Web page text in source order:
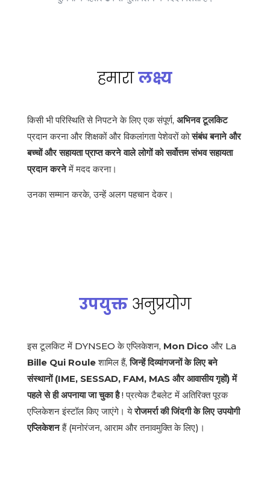
हमारालक्ष्य
किसी भी परिस्थिति से निपटने के लिए एक संपूर्ण, अभिनव टूलकिट
प्रदान करना और शिक्षकों और विकलांगता पेशेवरों कोसंबंध बनाने और
बच्चों और सहायता प्राप्त करने वाले लोगों को सर्वोत्तम संभव सहायता
प्रदान करनेमें मदद करना।
उनका सम्मान करके, उन्हें अलग पहचान देकर।
उपयुक्तअनुप्रयोग
इस टूलकिट में DYNSEO के एप्लिकेशन, Mon Dico और La
Bille Qui Rouleशामिल हैं,जिन्हें दिव्यांगजनों के लिए बने
संस्थानों (IME, SESSAD, FAM, MAS और आवासीय गृहों) में
पहले से ही अपनाया जा चुका है! प्रत्येक टैबलेट में अतिरिक्त पूरक
एप्लिकेशन इंस्टॉल किए जाएंगे। येरोजमर्रा की जिंदगी के लिए उपयोगी
एप्लिकेशनहैं (मनोरंजन, आराम और तनावमुक्ति के लिए)।